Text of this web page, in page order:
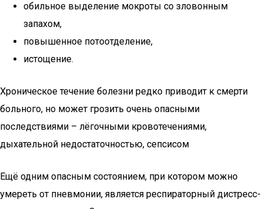
обильное выделение мокроты со зловонным
запахом,
повышенное потоотделение,
истощение.
Хроническое течение болезни редко приводит к смерти
больного, но может грозить очень опасными
последствиями – лёгочными кровотечениями,
дыхательной недостаточностью, сепсисом
Ещё одним опасным состоянием, при котором можно
умереть от пневмонии, является респираторный дистресс-